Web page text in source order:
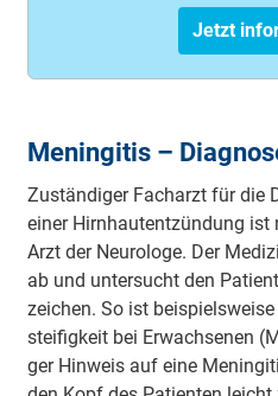
Jetzt
Meningitis –
Zu­stän­di­ger Fach­arzt für die
ei­ner Hirn­haut­ent­zün­dung ist
Arzt der Neu­ro­lo­ge. Der
ab und un­ter­sucht den
zei­chen. So ist
steif­ig­keit bei Er­wach­se­nen
ger Hin­weis auf ei­ne